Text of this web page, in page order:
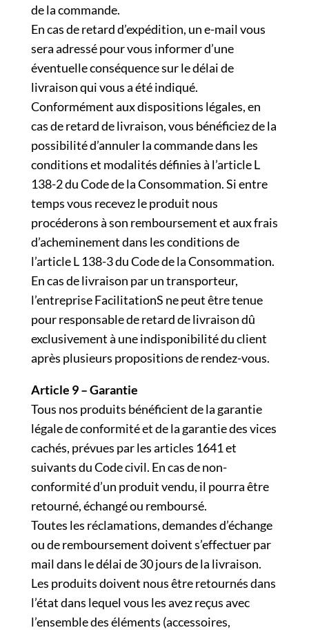
de la commande.
En cas de retard d’expédition, un e-mail vous
sera adressé pour vous informer d’une
éventuelle conséquence sur le délai de
livraison qui vous a été indiqué.
Conformément aux dispositions légales, en
cas de retard de livraison, vous bénéficiez de la
possibilité d’annuler la commande dans les
conditions et modalités définies à l’article L
138-2 du Code de la Consommation. Si entre
temps vous recevez le produit nous
procéderons à son remboursement et aux frais
d’acheminement dans les conditions de
l’article L 138-3 du Code de la Consommation.
En cas de livraison par un transporteur,
l’entreprise FacilitationS ne peut être tenue
pour responsable de retard de livraison dû
exclusivement à une indisponibilité du client
après plusieurs propositions de rendez-vous.
Article 9 – Garantie
Tous nos produits bénéficient de la garantie
légale de conformité et de la garantie des vices
cachés, prévues par les articles 1641 et
suivants du Code civil. En cas de non-
conformité d’un produit vendu, il pourra être
retourné, échangé ou remboursé.
Toutes les réclamations, demandes d’échange
ou de remboursement doivent s’effectuer par
mail dans le délai de 30 jours de la livraison.
Les produits doivent nous être retournés dans
l’état dans lequel vous les avez reçus avec
l’ensemble des éléments (accessoires,